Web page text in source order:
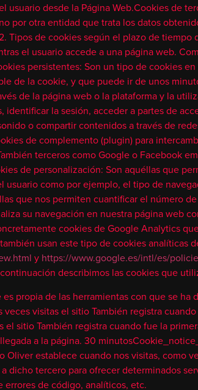
desde la Página Web.Cookies de
por otra entidad que trata los datos
Tipos de cookies según el plazo de
el usuario accede a una página web.
persistentes: Son un tipo de cookies
de la cookie, y que puede ir de unos
de la página web o la plataforma y la
la sesión, acceder a partes de
o compartir contenidos a través de
de complemento (plugin) para
terceros como Google o Facebook
de personalización: Son aquéllas que
como por ejemplo, el tipo de
que nos permiten cuantificar el número
su navegación en nuestra página web
cookies de Google Analytics
usan este tipo de cookies analíticas
y https://www.google.es/intl/es/
describimos las cookies que
propia de las herramientas con que se
visitas el sitio También registra
sitio También registra cuando fue la
a la página. 30
establece cuando nos visitas, como
dicho tercero para ofrecer determinados
de código, analíticos, etc.